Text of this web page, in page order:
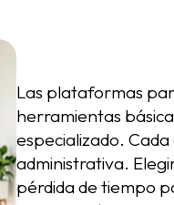
Las plataformas
herramientas
especializado.
administrativa.
pérdida de tiempo